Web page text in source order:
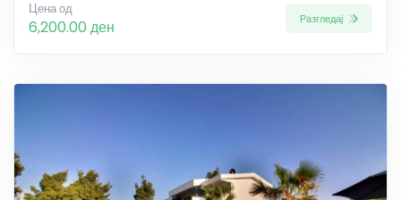
Цена од
6,200.00 ден Разгледај